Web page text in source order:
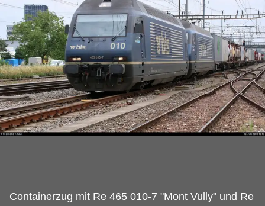
Containerzug mit Re 465 010-7 "Mont Vully" und Re